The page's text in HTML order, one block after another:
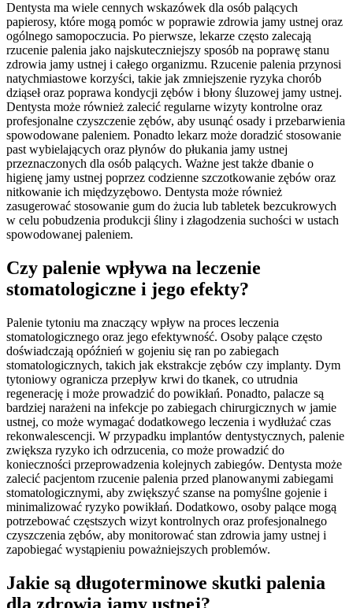
Dentysta ma wiele cennych wskazówek dla osób palących
papierosy, które mogą pomóc w poprawie zdrowia jamy ustnej oraz
ogólnego samopoczucia. Po pierwsze, lekarze często zalecają
rzucenie palenia jako najskuteczniejszy sposób na poprawę stanu
zdrowia jamy ustnej i całego organizmu. Rzucenie palenia przynosi
natychmiastowe korzyści, takie jak zmniejszenie ryzyka chorób
dziąseł oraz poprawa kondycji zębów i błony śluzowej jamy ustnej.
Dentysta może również zalecić regularne wizyty kontrolne oraz
profesjonalne czyszczenie zębów, aby usunąć osady i przebarwienia
spowodowane paleniem. Ponadto lekarz może doradzić stosowanie
past wybielających oraz płynów do płukania jamy ustnej
przeznaczonych dla osób palących. Ważne jest także dbanie o
higienę jamy ustnej poprzez codzienne szczotkowanie zębów oraz
nitkowanie ich międzyzębowo. Dentysta może również
zasugerować stosowanie gum do żucia lub tabletek bezcukrowych
w celu pobudzenia produkcji śliny i złagodzenia suchości w ustach
spowodowanej paleniem.
Czy palenie wpływa na leczenie
stomatologiczne i jego efekty?
Palenie tytoniu ma znaczący wpływ na proces leczenia
stomatologicznego oraz jego efektywność. Osoby palące często
doświadczają opóźnień w gojeniu się ran po zabiegach
stomatologicznych, takich jak ekstrakcje zębów czy implanty. Dym
tytoniowy ogranicza przepływ krwi do tkanek, co utrudnia
regenerację i może prowadzić do powikłań. Ponadto, palacze są
bardziej narażeni na infekcje po zabiegach chirurgicznych w jamie
ustnej, co może wymagać dodatkowego leczenia i wydłużać czas
rekonwalescencji. W przypadku implantów dentystycznych, palenie
zwiększa ryzyko ich odrzucenia, co może prowadzić do
konieczności przeprowadzenia kolejnych zabiegów. Dentysta może
zalecić pacjentom rzucenie palenia przed planowanymi zabiegami
stomatologicznymi, aby zwiększyć szanse na pomyślne gojenie i
minimalizować ryzyko powikłań. Dodatkowo, osoby palące mogą
potrzebować częstszych wizyt kontrolnych oraz profesjonalnego
czyszczenia zębów, aby monitorować stan zdrowia jamy ustnej i
zapobiegać wystąpieniu poważniejszych problemów.
Jakie są długoterminowe skutki palenia